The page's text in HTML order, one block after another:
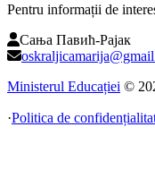
Pentru informații de
Сања Павић-Рајак
Ministerul Educației ©
·Politica de